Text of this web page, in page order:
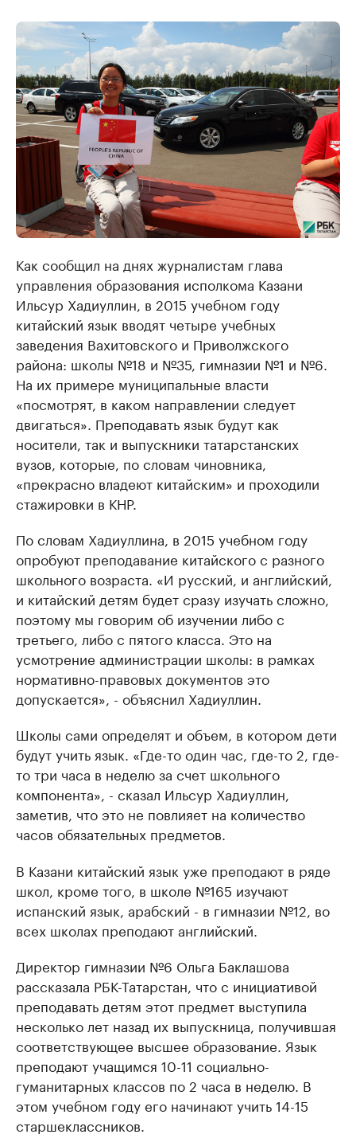
Как сообщил на днях журналистам глава
управления образования исполкома Казани
Ильсур Хадиуллин, в 2015 учебном году
китайский язык вводят четыре учебных
заведения Вахитовского и Приволжского
района: школы №18 и №35, гимназии №1 и №6.
На их примере муниципальные власти
«посмотрят, в каком направлении следует
двигаться». Преподавать язык будут как
носители, так и выпускники татарстанских
вузов, которые, по словам чиновника,
«прекрасно владеют китайским» и проходили
стажировки в КНР.
По словам Хадиуллина, в 2015 учебном году
опробуют преподавание китайского с разного
школьного возраста. «И русский, и английский,
и китайский детям будет сразу изучать сложно,
поэтому мы говорим об изучении либо с
третьего, либо с пятого класса. Это на
усмотрение администрации школы: в рамках
нормативно-правовых документов это
допускается», - объяснил Хадиуллин.
Школы сами определят и объем, в котором дети
будут учить язык. «Где-то один час, где-то 2, где-
то три часа в неделю за счет школьного
компонента», - сказал Ильсур Хадиуллин,
заметив, что это не повлияет на количество
часов обязательных предметов.
В Казани китайский язык уже преподают в ряде
школ, кроме того, в школе №165 изучают
испанский язык, арабский - в гимназии №12, во
всех школах преподают английский.
Директор гимназии №6 Ольга Баклашова
рассказала РБК-Татарстан, что с инициативой
преподавать детям этот предмет выступила
несколько лет назад их выпускница, получившая
соответствующее высшее образование. Язык
преподают учащимся 10-11 социально-
гуманитарных классов по 2 часа в неделю. В
этом учебном году его начинают учить 14-15
старшеклассников.